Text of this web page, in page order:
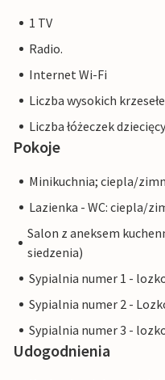
1 TV
Radio.
Internet Wi-Fi
Liczba wysokich
Liczba łóżeczek
Pokoje
Minikuchnia; ciepla/
Lazienka - WC: ciepla/
Salon z aneksem
siedzenia)
Sypialnia numer 1 -
Sypialnia numer 2 -
Sypialnia numer 3 -
Udogodnienia